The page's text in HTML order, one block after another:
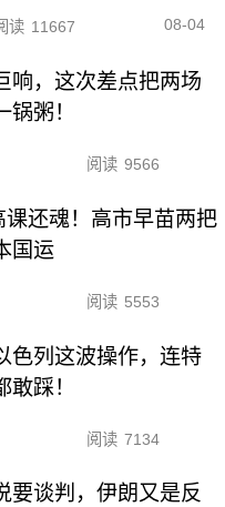
读 11667 08-04
响，这次差点把两场
锅粥！
阅读 9566
课还魂！高市早苗两把
国运
阅读 5553
色列这波操作，连特
敢踩！
阅读 7134
要谈判，伊朗又是反